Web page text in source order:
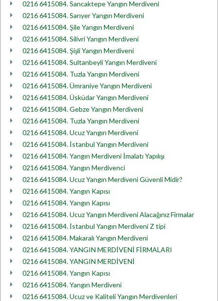
0216 6415084. Sancaktepe Yangın Merdiveni
0216 6415084. Sarıyer Yangın Merdiveni
0216 6415084. Şile Yangın Merdiveni
0216 6415084. Silivri Yangın Merdiveni
0216 6415084. Şişli Yangın Merdiveni
0216 6415084. Sultanbeyli Yangın Merdiveni
0216 6415084. Tuzla Yangın Merdiveni
0216 6415084. Ümraniye Yangın Merdiveni
0216 6415084. Üsküdar Yangın Merdiveni
0216 6415084. Gebze Yangın Merdiveni
0216 6415084. Tuzla Yangın Merdiveni
0216 6415084. Ucuz Yangın Merdiveni
0216 6415084. İstanbul Yangın Merdiveni
0216 6415084. Yangın Merdiveni İmalatı Yapılışı
0216 6415084. Yangın Merdivenci
0216 6415084. Ucuz Yangın Merdiveni Güvenli Midir?
0216 6415084. Yangın Kapısı
0216 6415084. Yangın Kapısı
0216 6415084. Ucuz Yangın Merdiveni Alacağınız Firmalar
0216 6415084. İstanbul Yangın Merdiveni Z tipi
0216 6415084. Makaralı Yangın Merdiveni
0216 6415084. YANGIN MERDİVENİ FİRMALARI
0216 6415084. YANGIN MERDİVENİ
0216 6415084. Yangın Kapısı
0216 6415084. Yangın Merdiveni
0216 6415084. Ucuz ve Kaliteli Yangın Merdivenleri